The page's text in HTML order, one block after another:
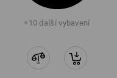
+10 další vybavení